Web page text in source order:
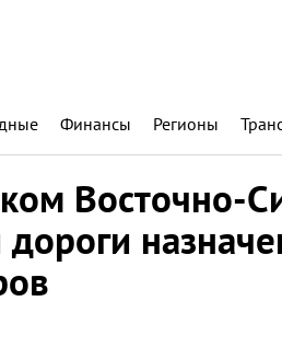
Финансы Регионы
Восточно-